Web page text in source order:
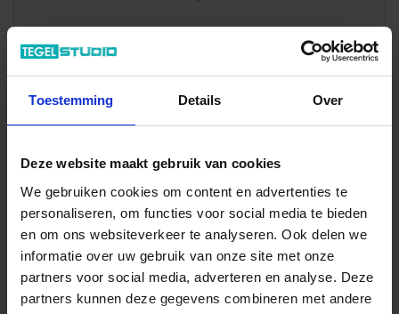
Toestemming Details Over
Deze website maakt gebruik van cookies
We gebruiken cookies om content en advertenties te
personaliseren, om functies voor social media te bieden
en om ons websiteverkeer te analyseren. Ook delen we
informatie over uw gebruik van onze site met onze
partners voor social media, adverteren en analyse. Deze
partners kunnen deze gegevens combineren met andere
Wil je graag een afspraak?
Di – Vr 09.00 – 18.00
Za 10.00 – 15.00
+31 (0) 478 - 69 11 63 Productaanvraag
Imola Ceramica X-Rock Indrukken